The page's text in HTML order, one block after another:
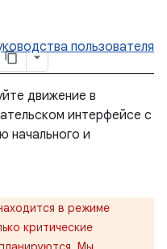
пользователя
движение в
интерфейсе с
начального и
в режиме
критические